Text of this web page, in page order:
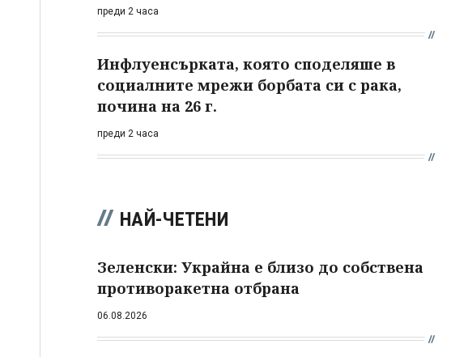
преди 2 часа
Инфлуенсърката, която споделяше в
социалните мрежи борбата си с рака,
почина на 26 г.
преди 2 часа
НАЙ-ЧЕТЕНИ
Зеленски: Украйна е близо до собствена
противоракетна отбрана
06.08.2026